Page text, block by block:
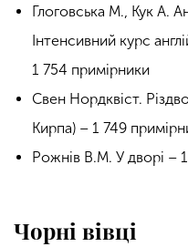
Глоговська М., Кук А.
Інтенсивний курс
1 754 примірники
Свен Нордквіст.
Кирпа) – 1 749
Рожнів В.М. У дворі –
Чорні вівці